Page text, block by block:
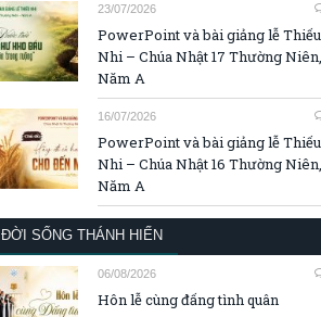
23/07/2026
PowerPoint và bài giảng lễ Thiếu
Nhi – Chúa Nhật 17 Thường Niên,
Năm A
16/07/2026
PowerPoint và bài giảng lễ Thiếu
Nhi – Chúa Nhật 16 Thường Niên,
Năm A
ĐỜI SỐNG THÁNH HIẾN
06/08/2026
Hôn lễ cùng đấng tình quân